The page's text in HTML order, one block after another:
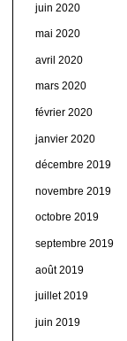
juin 2020
mai 2020
avril 2020
mars 2020
février 2020
janvier 2020
décembre 2019
novembre 2019
octobre 2019
septembre 2019
août 2019
juillet 2019
juin 2019